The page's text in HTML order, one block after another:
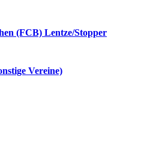
(FCB) Lentze/Stopper
Vereine)